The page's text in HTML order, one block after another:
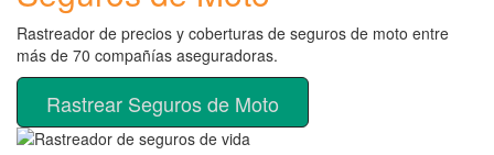
Rastreador de precios y coberturas de seguros de moto entre
más de 70 compañías aseguradoras.
Rastrear Seguros de Moto